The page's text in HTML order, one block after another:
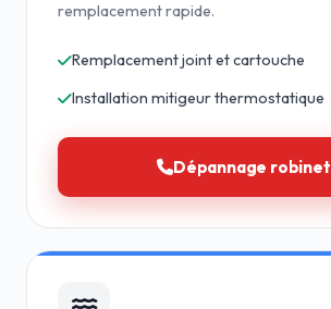
remplacement rapide.
Remplacement joint et cartouche
Installation mitigeur thermostatique
Dépannage robinet